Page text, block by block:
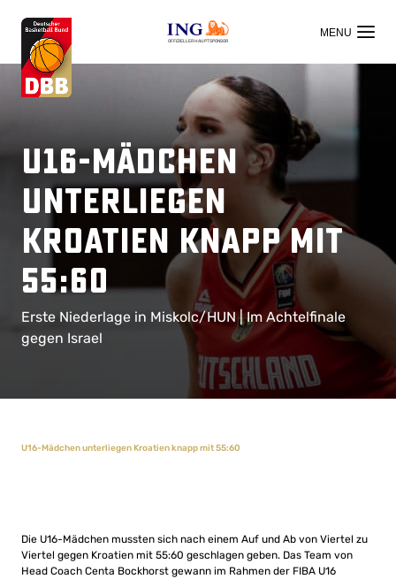
OFFIZIELLER HAUPTSPONSOR
U16-Mädchen
unterliegen
Kroatien knapp mit
55:60
Erste Niederlage in Miskolc/HUN | Im Achtelfinale
gegen Israel
U16-Mädchen unterliegen Kroatien knapp mit 55:60
Die U16-Mädchen mussten sich nach einem Auf und Ab von Viertel zu
Viertel gegen Kroatien mit 55:60 geschlagen geben. Das Team von
Head Coach Centa Bockhorst gewann im Rahmen der FIBA U16